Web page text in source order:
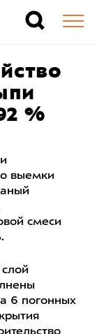
%
выемки
смеси
6 погонных